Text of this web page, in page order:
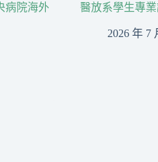
病院海外
醫放系學生專
2026 年 7